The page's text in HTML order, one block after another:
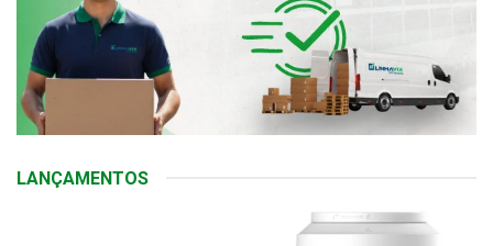
LANÇAMENTOS